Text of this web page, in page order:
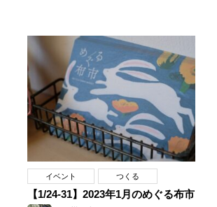
イベント つくる
【1/24-31】2023年1月のめぐる布市